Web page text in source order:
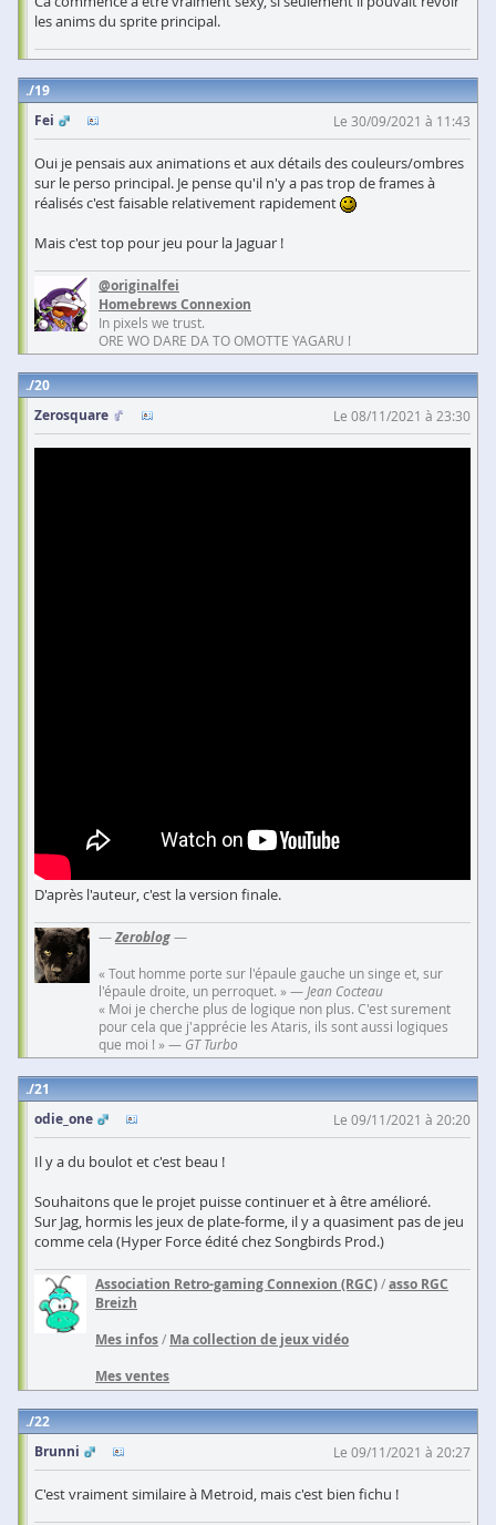
les anims du sprite principal.
19
Fei
Le 30/09/2021 à 11:43
Oui je pensais aux animations et aux détails des couleurs/ombres
sur le perso principal. Je pense qu'il n'y a pas trop de frames à
réalisés c'est faisable relativement rapidement
Mais c'est top pour jeu pour la Jaguar !
@originalfei
Homebrews Connexion
In pixels we trust.
ORE WO DARE DA TO OMOTTE YAGARU !
20
Zerosquare
Le 08/11/2021 à 23:30
D'après l'auteur, c'est la version finale.
—Zeroblog—
« Tout homme porte sur l'épaule gauche un singe et, sur
l'épaule droite, un perroquet. » — Jean Cocteau
« Moi je cherche plus de logique non plus. C'est surement
pour cela que j'apprécie les Ataris, ils sont aussi logiques
que moi ! » — GT Turbo
21
odie_one
Le 09/11/2021 à 20:20
Il y a du boulot et c'est beau !
Souhaitons que le projet puisse continuer et à être amélioré.
Sur Jag, hormis les jeux de plate-forme, il y a quasiment pas de jeu
comme cela (Hyper Force édité chez Songbirds Prod.)
Association Retro-gaming Connexion (RGC)/asso RGC
Breizh
Mes infos/ Ma collection de jeux vidéo
Mes ventes
22
Brunni
Le 09/11/2021 à 20:27
C'est vraiment similaire à Metroid, mais c'est bien fichu !